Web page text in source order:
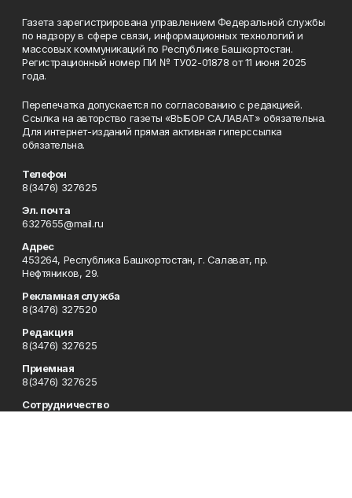
Газета зарегистрирована управлением Федеральной службы
по надзору в сфере связи, информационных технологий и
массовых коммуникаций по Республике Башкортостан.
Регистрационный номер ПИ № ТУ02-01878 от 11 июня 2025
года.
Перепечатка допускается по согласованию с редакцией.
Ссылка на авторство газеты «ВЫБОР САЛАВАТ» обязательна.
Для интернет-изданий прямая активная гиперссылка
обязательна.
Телефон
8(3476) 327625
Эл. почта
6327655@mail.ru
Адрес
453264, Республика Башкортостан, г. Салават, пр.
Нефтяников, 29.
Рекламная служба
8(3476) 327520
Редакция
8(3476) 327625
Приемная
8(3476) 327625
Сотрудничество